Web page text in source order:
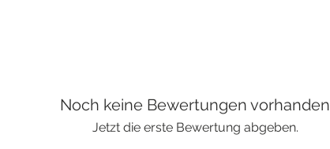
Noch keine Bewertungen vorhanden
Jetzt die erste Bewertung abgeben.